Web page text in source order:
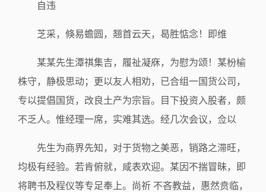
自违
芝采，倏易蟾圆，翘首云天，曷胜惦念！即维
某某先生潭祺集吉，履祉凝庥，为慰为颂！某枌榆
株守，静极思动；更以友人相劝，已合组一国货公司，
专以提倡国货，改良土产为宗旨。目下投资入股者，颇
不乏人。惟经理一席，实难其选。经几次会议，佥以
先生为商界先知，对于货物之美恶，销路之滞旺，
均极有经验。若肯俯就，咸表欢迎。某因不揣冒昧，即
将聘书及程仪等专足奉上。尚祈 不吝教益，惠然贲临，